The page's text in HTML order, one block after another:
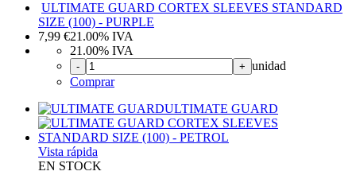
ULTIMATE GUARD CORTEX SLEEVES STANDARD
SIZE (100) - PURPLE
7,99 €21.00% IVA
21.00% IVA
- + unidad
Comprar
ULTIMATE GUARD
Vista rápida
EN STOCK